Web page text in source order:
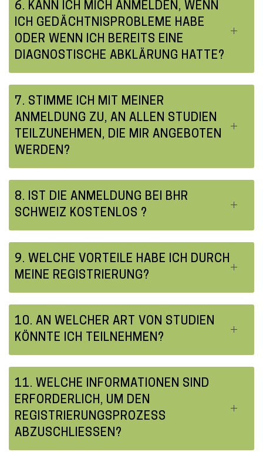
6. KANN ICH MICH ANMELDEN, WENN
ICH GEDÄCHTNISPROBLEME HABE
ODER WENN ICH BEREITS EINE
DIAGNOSTISCHE ABKLÄRUNG HATTE?
7. STIMME ICH MIT MEINER
ANMELDUNG ZU, AN ALLEN STUDIEN
TEILZUNEHMEN, DIE MIR ANGEBOTEN
WERDEN?
8. IST DIE ANMELDUNG BEI BHR
SCHWEIZ KOSTENLOS ?
9. WELCHE VORTEILE HABE ICH DURCH
MEINE REGISTRIERUNG?
10. AN WELCHER ART VON STUDIEN
KÖNNTE ICH TEILNEHMEN?
11. WELCHE INFORMATIONEN SIND
ERFORDERLICH, UM DEN
REGISTRIERUNGSPROZESS
ABZUSCHLIESSEN?